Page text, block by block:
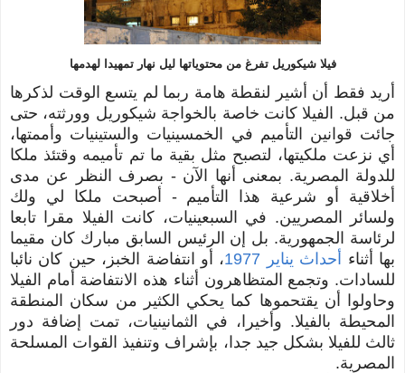
فيلا شيكوريل تفرغ من محتوياتها ليل نهار تمهيدا لهدمها
أريد فقط أن أشير لنقطة هامة ربما لم يتسع الوقت لذكرها
من قبل. الفيلا كانت خاصة بالخواجة شيكوريل وورثته، حتى
جائت قوانين التأميم في الخمسينيات والستينيات وأممتها،
أي نزعت ملكيتها، لتصبح مثل بقية ما تم تأميمه وقتئذ ملكا
للدولة المصرية. بمعنى أنها الآن - بصرف النظر عن مدى
أخلاقية أو شرعية هذا التأميم - أصبحت ملكا لي ولك
ولسائر المصريين. في السبعينيات، كانت الفيلا مقرا تابعا
لرئاسة الجمهورية. بل إن الرئيس السابق مبارك كان مقيما
بها أثناء أحداث يناير 1977
، أو انتفاضة الخبز، حين كان نائبا
للسادات. وتجمع المتظاهرون أثناء هذه الانتفاضة أمام الفيلا
وحاولوا أن يقتحموها كما يحكي الكثير من سكان المنطقة
المحيطة بالفيلا. وأخيرا، في الثمانينيات، تمت إضافة دور
ثالث للفيلا بشكل جيد جدا، بإشراف وتنفيذ القوات المسلحة
المصرية.